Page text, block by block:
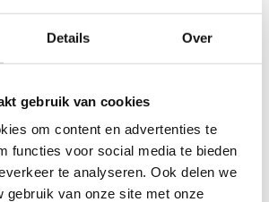
Details Over
gebruik van cookies
om content en advertenties te
functies voor social media te bieden
te analyseren. Ook delen we
gebruik van onze site met onze